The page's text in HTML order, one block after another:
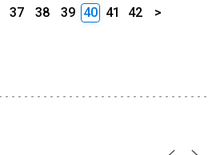
37 38 39 40 41 42 >